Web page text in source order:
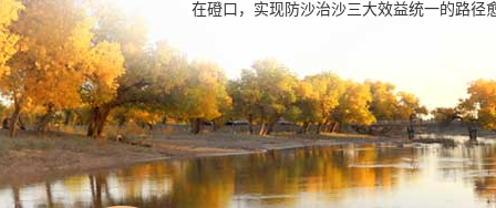
在磴口，实现防沙治沙三大效益统一的路径